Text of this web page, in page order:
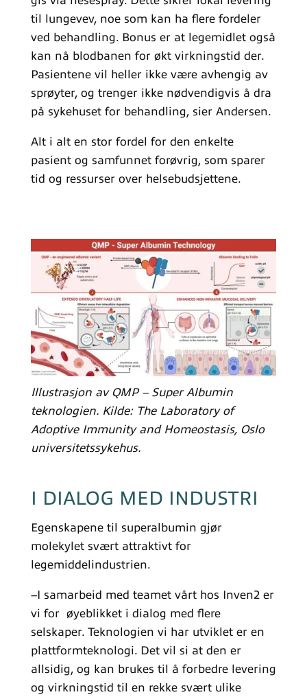
til lungevev, noe som kan ha flere fordeler
ved behandling. Bonus er at legemidlet også
kan nå blodbanen for økt virkningstid der.
Pasientene vil heller ikke være avhengig av
sprøyter, og trenger ikke nødvendigvis å dra
på sykehuset for behandling, sier Andersen.
Alt i alt en stor fordel for den enkelte
pasient og samfunnet forøvrig, som sparer
tid og ressurser over helsebudsjettene.
Illustrasjon av QMP – Super Albumin
teknologien. Kilde: The Laboratory of
Adoptive Immunity and Homeostasis, Oslo
universitetssykehus.
I DIALOG MED INDUSTRI
Egenskapene til superalbumin gjør
molekylet svært attraktivt for
legemiddelindustrien.
–I samarbeid med teamet vårt hos Inven2 er
vi for øyeblikket i dialog med flere
selskaper. Teknologien vi har utviklet er en
plattformteknologi. Det vil si at den er
allsidig, og kan brukes til å forbedre levering
og virkningstid til en rekke svært ulike